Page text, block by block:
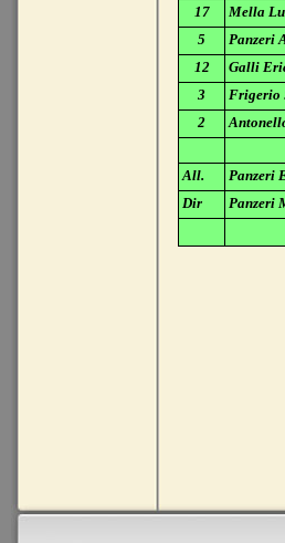
17
Mella
5
Panzeri
12
Galli
3
Frigerio
2
All.
Panzeri
Dir
Panzeri